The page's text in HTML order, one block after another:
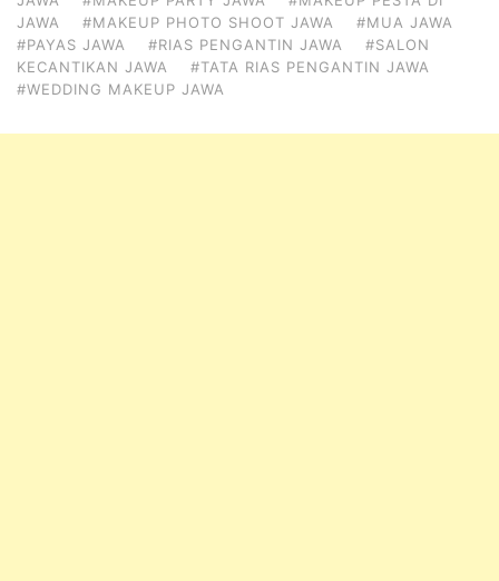
JAWA
#MAKEUP PHOTO SHOOT JAWA
#MUA JAWA
#PAYAS JAWA
#RIAS PENGANTIN JAWA
#SALON
KECANTIKAN JAWA
#TATA RIAS PENGANTIN JAWA
#WEDDING MAKEUP JAWA